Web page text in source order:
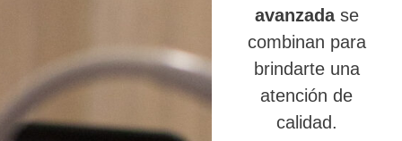
avanzadase
combinan para
brindarte una
atención de
calidad.